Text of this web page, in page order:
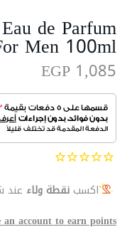
de Parfum
Men 100ml
EGP 1,085
اكسب نقطة ولاء عند
account to earn points